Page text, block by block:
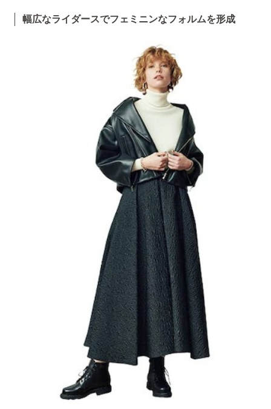
幅広なライダースでフェミニンなフォルムを形成